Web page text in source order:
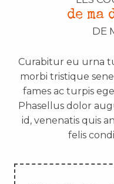
de
DE
Curabitur eu urna
morbi tristique
fames ac turpis
Phasellus dolor
id, venenatis quis
felis